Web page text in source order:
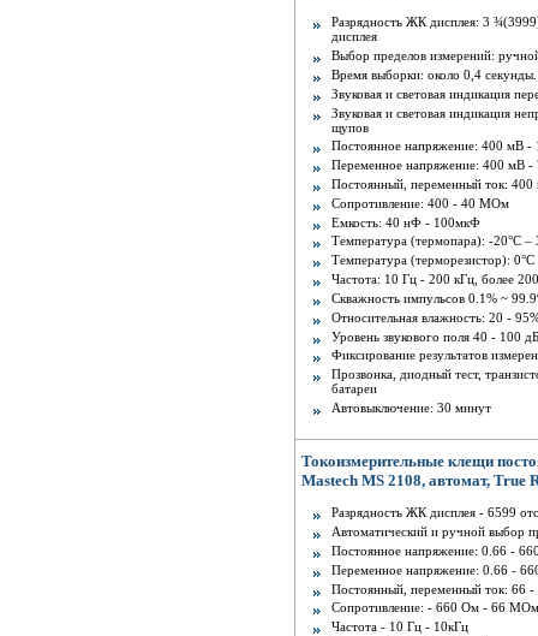
Разрядность ЖК дисплея: 3
дисплея
Выбор пределов измерений:
Время выборки: около 0,4 секунды.
Звуковая и световая индикация
Звуковая и световая индикация
щупов
Постоянное напряжение: 400 мВ -
Переменное напряжение: 400 мВ -
Постоянный, переменный ток:
Сопротивление: 400 - 40 МОм
Емкость: 40 нФ - 100мкФ
Температура (термопара): -20°C –
Температура (терморезистор): 0°C
Частота: 10 Гц - 200 кГц, более
Скважность импульсов 0.1% ~
Относительная влажность: 20 -
Уровень звукового поля 40 - 100 дБ
Фиксирование результатов
Прозвонка, диодный тест,
батареи
Автовыключение: 30 минут
Токоизмерительные клещи
Mastech MS 2108, автомат, True
Разрядность ЖК дисплея - 6599
Автоматический и ручной выбор
Постоянное напряжение: 0.66 -
Переменное напряжение: 0.66 -
Постоянный, переменный ток: 66
Сопротивление: - 660 Ом - 66 МОм
Частота - 10 Гц - 10кГц